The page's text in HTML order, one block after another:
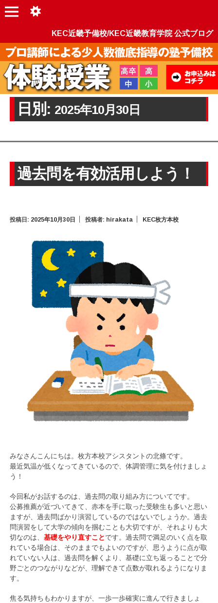
KEC近畿予備校/KEC近畿教育学院 公式ブログ
日別: 2025年10月30日
過去問を有効活用しよう！
投稿日: 2025年10月30日 投稿者: hirakata KEC枚方本校
みなさんこんにちは。枚方本校アシスタントの北條です。
最近気温が低くなってきているので、体調管理に気を付けましょ
う！
今回私がお話するのは、過去問の取り組み方についてです。
公募推薦が近づいてきて、赤本を手に取った受験生も多いと思い
ますが、過去問ばかり演習しているのではないでしょうか。過去
問演習をして大学の傾向を掴むことも大切ですが、それよりも大
切なのは、 基礎をやり直すことです。過去問で満足のいく点を取
れている場合は、そのままでもよいのですが、思うように点が取
れていない人は、過去問を解くより、基礎に立ち返っることで分
野ごとのつながりなどが、理解できて点数が取れるようになりま
す。
焦る気持ちもわかりますが、一歩一歩確実に進んで行きましょ